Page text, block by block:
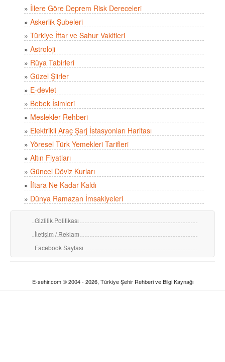
» İllere Göre Deprem Risk Dereceleri
» Askerlik Şubeleri
» Türkiye İftar ve Sahur Vakitleri
» Astroloji
» Rüya Tabirleri
» Güzel Şiirler
» E-devlet
» Bebek İsimleri
» Meslekler Rehberi
» Elektrikli Araç Şarj İstasyonları Haritası
» Yöresel Türk Yemekleri Tarifleri
» Altın Fiyatları
» Güncel Döviz Kurları
» İftara Ne Kadar Kaldı
» Dünya Ramazan İmsakiyeleri
Gizlilik Politikası
İletişim / Reklam
Facebook Sayfası
E-sehir.com © 2004 - 2026, Türkiye Şehir Rehberi ve Bilgi Kaynağı